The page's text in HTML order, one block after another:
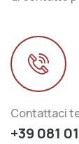
Contattaci
+39 081